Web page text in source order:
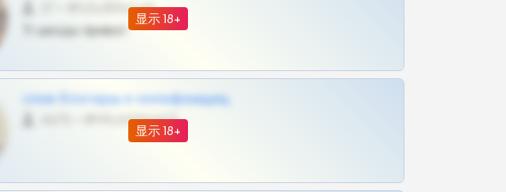
显示 18+
@SZu3ll3sCatt_bot
Тг шкоды приват
显示 18+
слив блогерш и онлифанщиц
@MILKPRIVATES39BOT